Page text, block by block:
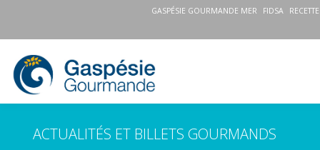
GASPÉSIE GOURMANDE MER FIDSA
ACTUALITÉS ET BILLETS GOURMANDS